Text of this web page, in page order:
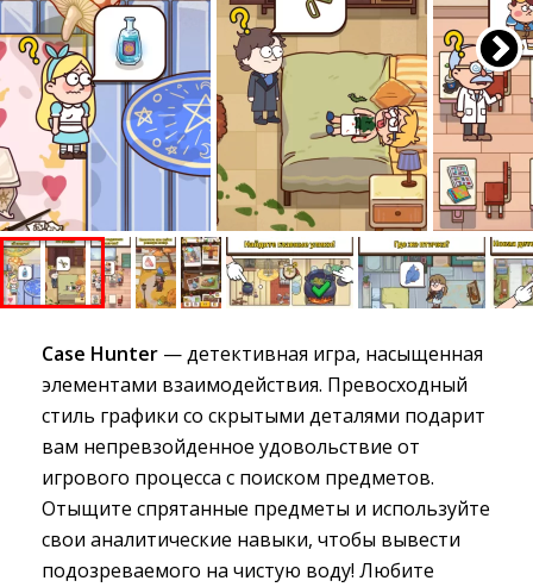
Case Hunter — детективная игра, насыщенная
элементами взаимодействия. Превосходный
стиль графики со скрытыми деталями подарит
вам непревзойденное удовольствие от
игрового процесса с поиском предметов.
Отыщите спрятанные предметы и используйте
свои аналитические навыки, чтобы вывести
подозреваемого на чистую воду! Любите